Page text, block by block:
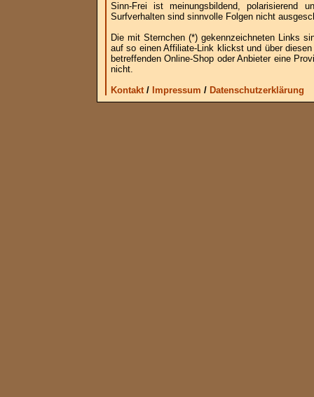
Sinn-Frei ist meinungsbildend, polarisierend
Surfverhalten sind sinnvolle Folgen nicht
Die mit Sternchen (*) gekennzeichneten Links
auf so einen Affiliate-Link klickst und über
betreffenden Online-Shop oder Anbieter eine
nicht.
Kontakt/ Impressum / Datenschutzerklärung